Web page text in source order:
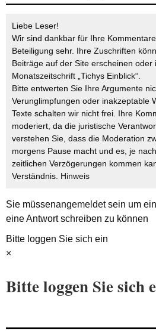
Liebe Leser!
Wir sind dankbar für Ihre
Beteiligung sehr. Ihre Zuschriften
Beiträge auf der Site erscheinen oder
Monatszeitschrift „Tichys Einblick“.
Bitte entwerten Sie Ihre Argumente
Verunglimpfungen oder inakzeptable
Texte schalten wir nicht frei. Ihre
moderiert, da die juristische
verstehen Sie, dass die Moderation
morgens Pause macht und es, je
zeitlichen Verzögerungen kommen
Verständnis. Hinweis
Sie müssenangemeldetsein um
eine Antwort schreiben zu können
Bitte loggen Sie sich ein
×
Bitte loggen Sie sich